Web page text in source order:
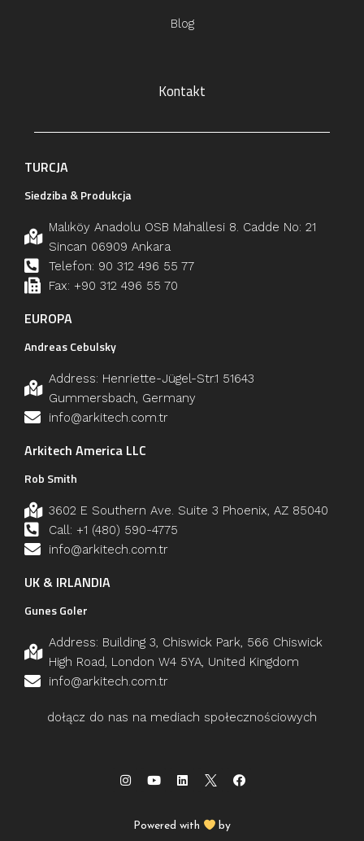
Blog
Kontakt
TURCJA
Siedziba & Produkcja
Malıköy Anadolu OSB Mahallesi 8. Cadde No: 21
Sincan 06909 Ankara
Telefon: 90 312 496 55 77
Fax: +90 312 496 55 70
EUROPA
Andreas Cebulsky
Address: Henriette-Jügel-Str.1 51643
Gummersbach, Germany
info@arkitech.com.tr
Arkitech America LLC
Rob Smith
3602 E Southern Ave. Suite 3 Phoenix, AZ 85040
Call: +1 (480) 590-4775
info@arkitech.com.tr
UK & IRLANDIA
Gunes Goler
Address: Building 3, Chiswick Park, 566 Chiswick
High Road, London W4 5YA, United Kingdom
info@arkitech.com.tr
dołącz do nas na mediach społecznościowych
Powered with by